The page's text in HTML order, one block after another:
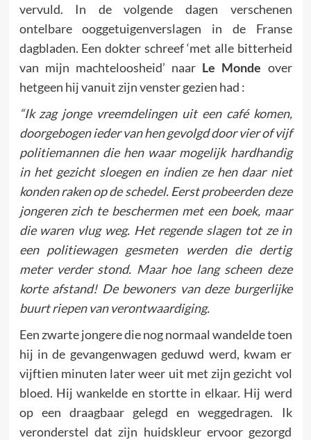
vervuld. In de vol­gende dagen verschenen
ontelbare ooggetuigenverslagen in de Franse
dagbladen. Een dokter schreef ‘met alle bitterheid
van mijn machteloosheid’ naar Le Monde over
hetgeen hij vanuit zijn venster gezien had :
“Ik zag jonge vreemdelingen uit een café komen,
doorgebogen ieder van hen gevolgd door vier of vijf
politiemannen die hen waar mogelijk hardhandig
in het gezicht sloegen en indien ze hen daar niet
konden raken op de schedel. Eerst probeerden deze
jongeren zich te beschermen met een boek, maar
die waren vlug weg. Het regende slagen tot ze in
een politiewa­gen gesme­ten werden die dertig
meter verder stond. Maar hoe lang scheen deze
korte afstand! De bewoners van deze burgerlijke
buurt riepen van verontwaardiging.
Een zwarte jongere die nog normaal wandelde toen
hij in de gevangenwagen geduwd werd, kwam er
vijftien minuten later weer uit met zijn gezicht vol
bloed. Hij wankelde en stortte in elkaar. Hij werd
op een draagbaar gelegd en weggedragen. Ik
veronderstel dat zijn huidskleur ervoor gezorgd